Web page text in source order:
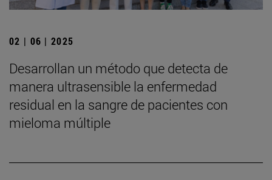
02 | 06 | 2025
Desarrollan un método que detecta de
manera ultrasensible la enfermedad
residual en la sangre de pacientes con
mieloma múltiple